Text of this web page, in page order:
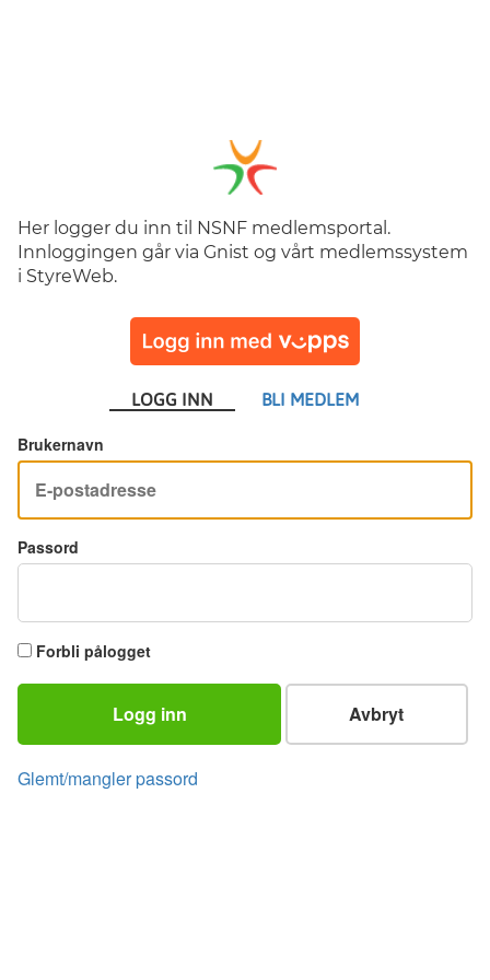
Her logger du inn til NSNF medlemsportal.
Innloggingen går via Gnist og vårt medlemssystem
i StyreWeb.
LOGG INN BLI MEDLEM
Brukernavn
Passord
Forbli pålogget
Logg inn Avbryt
Glemt/mangler passord